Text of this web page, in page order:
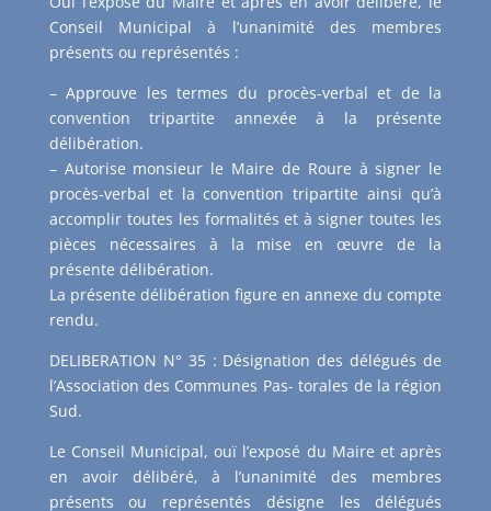
Conseil Municipal à l’unanimité des membres
présents ou représentés :
– Approuve les termes du procès-verbal et de la
convention tripartite annexée à la présente
délibération.
– Autorise monsieur le Maire de Roure à signer le
procès-verbal et la convention tripartite ainsi qu’à
accomplir toutes les formalités et à signer toutes les
pièces nécessaires à la mise en œuvre de la
présente délibération.
La présente délibération figure en annexe du compte
rendu.
DELIBERATION N° 35 : Désignation des délégués de
l’Association des Communes Pas- torales de la région
Sud.
Le Conseil Municipal, ouï l’exposé du Maire et après
en avoir délibéré, à l’unanimité des membres
présents ou représentés désigne les délégués